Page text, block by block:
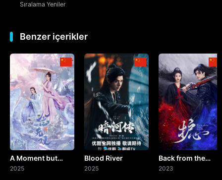
14. Bölüm
15. Bölüm
16. Bölüm
17. Bölüm
18. Bölüm
19. Bölüm
20. Bölüm
Sıralama Yeniler
Benzer içerikler
A Moment but
Forever
2025
Blood River
2025
Back from the
Brink
2023